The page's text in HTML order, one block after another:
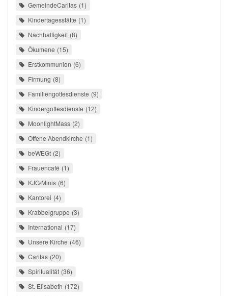
GemeindeCaritas 1
Kindertagesstätte 1
Nachhaltigkeit 8
Ökumene 15
Erstkommunion 6
Firmung 8
Familiengottesdienste 9
Kindergottesdienste 12
MoonlightMass 2
Offene Abendkirche 1
beWEGt 2
Frauencafé 1
KJG/Minis 6
Kantorei 4
Krabbelgruppe 3
International 17
Unsere Kirche 46
Caritas 20
Spiritualität 36
St. Elisabeth 172